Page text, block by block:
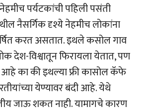
पर्यटकांची पहिली पसंती
नैसर्गिक दृश्ये नेहमीच लोकांना
करत असतात. इथले कसोल गाव
देश-विश्वातून फिरायला येतात, पण
आहे का की इथल्या फ्री कासोल कॅफे
येण्यावर बंदी आहे. येथे
जाऊ शकत नाही. यामागचे कारण